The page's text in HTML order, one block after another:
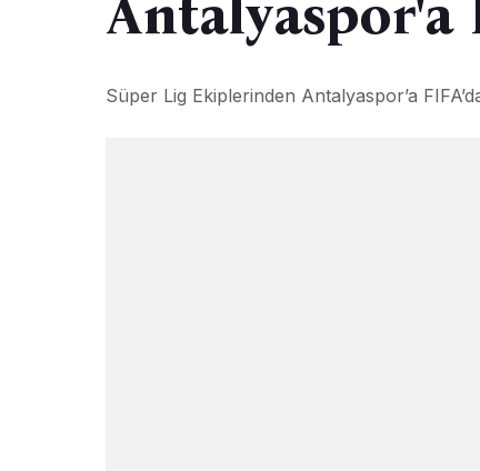
Antalyaspor'a
Süper Lig Ekiplerinden Antalyaspor’a